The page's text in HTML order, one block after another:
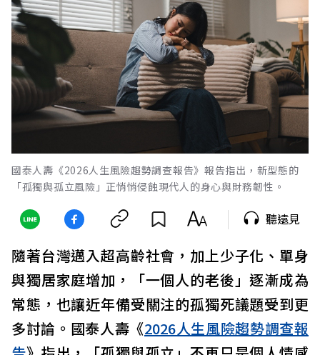
國泰人壽《2026人生風險趨勢調查報告》報告指出，新型態的
「孤獨與孤立風險」正悄悄侵蝕現代人的身心與財務韌性。
聽遠見
隨著台灣邁入超高齡社會，加上少子化、單身
與獨居家庭增加，「一個人的老後」逐漸成為
常態，也讓近年備受關注的孤獨死議題受到更
多討論。國泰人壽《2026人生風險趨勢調查報